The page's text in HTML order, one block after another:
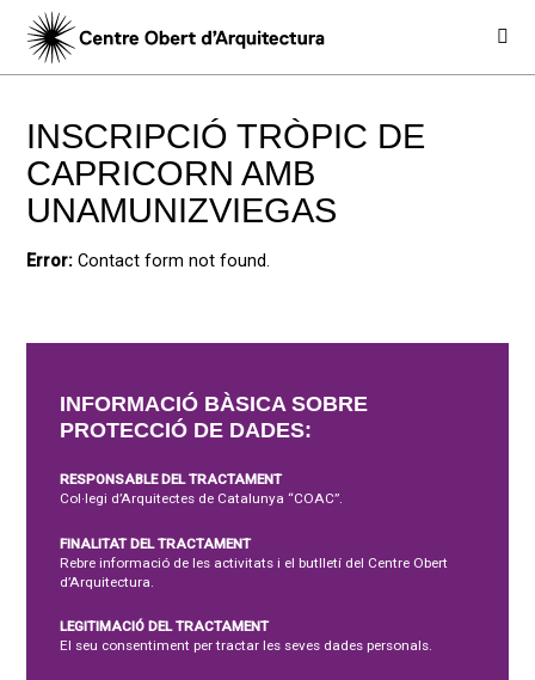
INSCRIPCIÓ TRÒPIC DE
CAPRICORN AMB
UNAMUNIZVIEGAS
Error:Contact form not found.
INFORMACIÓ BÀSICA SOBRE
PROTECCIÓ DE DADES:
RESPONSABLE DEL TRACTAMENT
Col·legi d’Arquitectes de Catalunya “COAC”.
FINALITAT DEL TRACTAMENT
Rebre informació de les activitats i el butlletí del Centre Obert
d’Arquitectura.
LEGITIMACIÓ DEL TRACTAMENT
El seu consentiment per tractar les seves dades personals.